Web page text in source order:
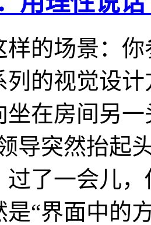
样的场景：
列的视觉设
坐在房间另
导突然抬起
过了一会儿
是“界面中的